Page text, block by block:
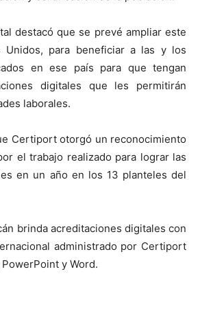
destacó que se prevé ampliar este
Unidos, para beneficiar a las y los
en ese país para que tengan
digitales que les permitirán
laborales.
Certiport otorgó un reconocimiento
el trabajo realizado para lograr las
en un año en los 13 planteles del
brinda acreditaciones digitales con
administrado por Certiport
y Word.